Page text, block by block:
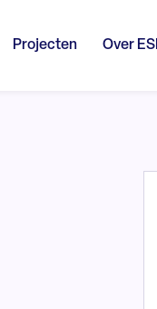
Projecten Over